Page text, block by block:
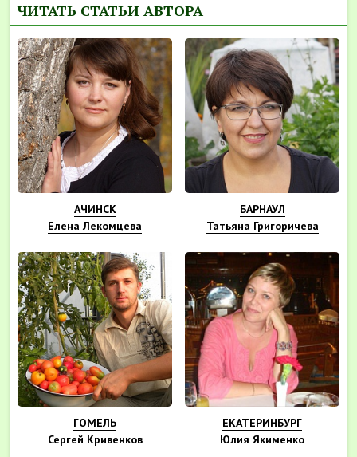
ЧИТАТЬ СТАТЬИ АВТОРА
АЧИНСК
Елена Лекомцева
БАРНАУЛ
Татьяна Григоричева
ГОМЕЛЬ
Сергей Кривенков
ЕКАТЕРИНБУРГ
Юлия Якименко